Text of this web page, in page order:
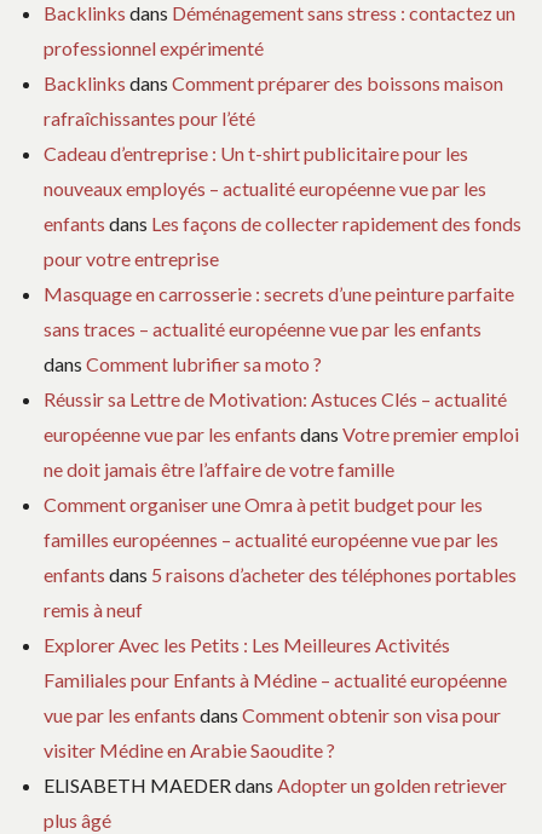
Backlinks dans Déménagement sans stress : contactez un
professionnel expérimenté
Backlinks dans Comment préparer des boissons maison
rafraîchissantes pour l’été
Cadeau d’entreprise : Un t-shirt publicitaire pour les
nouveaux employés – actualité européenne vue par les
enfants dans Les façons de collecter rapidement des fonds
pour votre entreprise
Masquage en carrosserie : secrets d’une peinture parfaite
sans traces – actualité européenne vue par les enfants
dans Comment lubrifier sa moto ?
Réussir sa Lettre de Motivation: Astuces Clés – actualité
européenne vue par les enfants dans Votre premier emploi
ne doit jamais être l’affaire de votre famille
Comment organiser une Omra à petit budget pour les
familles européennes – actualité européenne vue par les
enfants dans 5 raisons d’acheter des téléphones portables
remis à neuf
Explorer Avec les Petits : Les Meilleures Activités
Familiales pour Enfants à Médine – actualité européenne
vue par les enfants dans Comment obtenir son visa pour
visiter Médine en Arabie Saoudite ?
ELISABETH MAEDERdans Adopter un golden retriever
plus âgé